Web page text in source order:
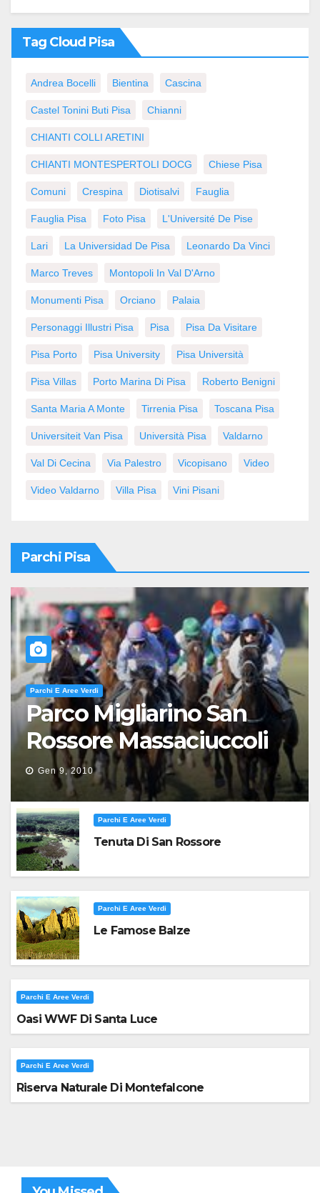
Tag Cloud Pisa
Andrea Bocelli Bientina Cascina
Castel Tonini Buti Pisa Chianni
CHIANTI COLLI ARETINI
CHIANTI MONTESPERTOLI DOCG Chiese Pisa
Comuni Crespina Diotisalvi Fauglia
Fauglia Pisa Foto Pisa L'Université De Pise
Lari La Universidad De Pisa Leonardo Da Vinci
Marco Treves Montopoli In Val D'Arno
Monumenti Pisa Orciano Palaia
Personaggi Illustri Pisa Pisa Pisa Da Visitare
Pisa Porto Pisa University Pisa Università
Pisa Villas Porto Marina Di Pisa Roberto Benigni
Santa Maria A Monte Tirrenia Pisa Toscana Pisa
Universiteit Van Pisa Università Pisa Valdarno
Val Di Cecina Via Palestro Vicopisano Video
Video Valdarno Villa Pisa Vini Pisani
Parchi Pisa
Parchi E Aree Verdi
Parco Migliarino San
Rossore Massaciuccoli
Gen 9, 2010
Parchi E Aree Verdi
Tenuta Di San Rossore
Parchi E Aree Verdi
Le Famose Balze
Parchi E Aree Verdi
Oasi WWF Di Santa Luce
Parchi E Aree Verdi
Riserva Naturale Di Montefalcone